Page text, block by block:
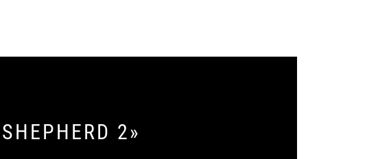
2»